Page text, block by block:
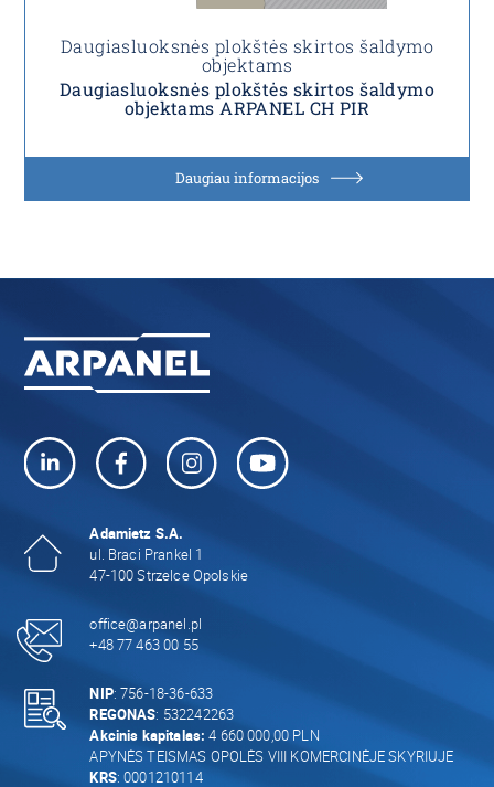
Daugiasluoksnės plokštės skirtos šaldymo
objektams
Daugiasluoksnės plokštės skirtos šaldymo
objektams ARPANEL CH PIR
Daugiau informacijos
Adamietz S.A.
ul. Braci Prankel 1
47-100 Strzelce Opolskie
office@arpanel.pl
+48 77 463 00 55
NIP: 756-18-36-633
REGONAS: 532242263
Akcinis kapitalas: 4 660 000,00 PLN
APYNĖS TEISMAS OPOLĖS VIII KOMERCINĖJE SKYRIUJE
KRS: 0001210114